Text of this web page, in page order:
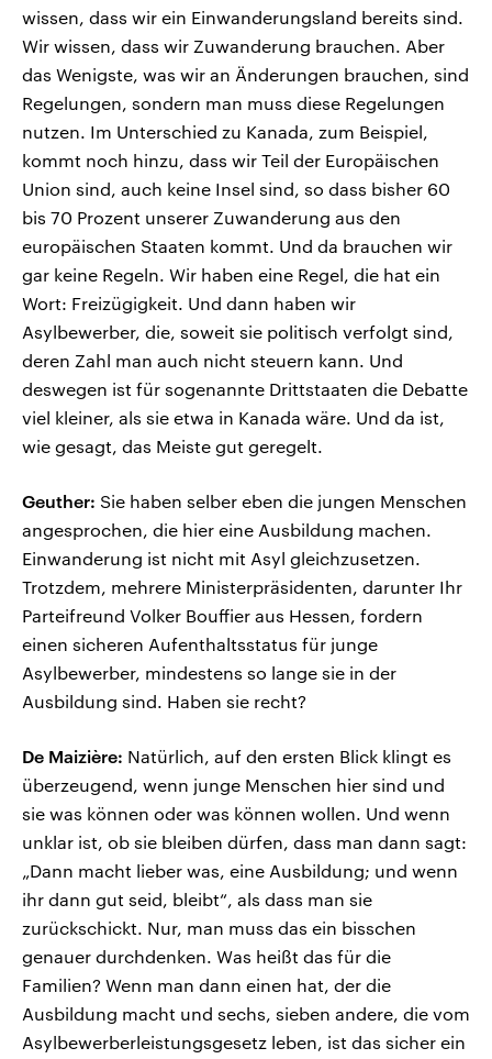
wissen, dass wir ein Einwanderungsland bereits sind.
Wir wissen, dass wir Zuwanderung brauchen. Aber
das Wenigste, was wir an Änderungen brauchen, sind
Regelungen, sondern man muss diese Regelungen
nutzen. Im Unterschied zu Kanada, zum Beispiel,
kommt noch hinzu, dass wir Teil der Europäischen
Union sind, auch keine Insel sind, so dass bisher 60
bis 70 Prozent unserer Zuwanderung aus den
europäischen Staaten kommt. Und da brauchen wir
gar keine Regeln. Wir haben eine Regel, die hat ein
Wort: Freizügigkeit. Und dann haben wir
Asylbewerber, die, soweit sie politisch verfolgt sind,
deren Zahl man auch nicht steuern kann. Und
deswegen ist für sogenannte Drittstaaten die Debatte
viel kleiner, als sie etwa in Kanada wäre. Und da ist,
wie gesagt, das Meiste gut geregelt.
Geuther: Sie haben selber eben die jungen Menschen
angesprochen, die hier eine Ausbildung machen.
Einwanderung ist nicht mit Asyl gleichzusetzen.
Trotzdem, mehrere Ministerpräsidenten, darunter Ihr
Parteifreund Volker Bouffier aus Hessen, fordern
einen sicheren Aufenthaltsstatus für junge
Asylbewerber, mindestens so lange sie in der
Ausbildung sind. Haben sie recht?
De Maizière: Natürlich, auf den ersten Blick klingt es
überzeugend, wenn junge Menschen hier sind und
sie was können oder was können wollen. Und wenn
unklar ist, ob sie bleiben dürfen, dass man dann sagt:
„Dann macht lieber was, eine Ausbildung; und wenn
ihr dann gut seid, bleibt“, als dass man sie
zurückschickt. Nur, man muss das ein bisschen
genauer durchdenken. Was heißt das für die
Familien? Wenn man dann einen hat, der die
Ausbildung macht und sechs, sieben andere, die vom
Asylbewerberleistungsgesetz leben, ist das sicher ein